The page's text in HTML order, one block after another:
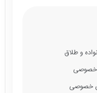
و طلاق
خصوصی
خصوصی